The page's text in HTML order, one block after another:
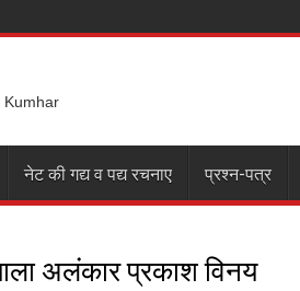
Kumhar
नेट की गद्य व पद्य रचनाए प्रश्न-पत्र
अलंकार प्रकाश विनय